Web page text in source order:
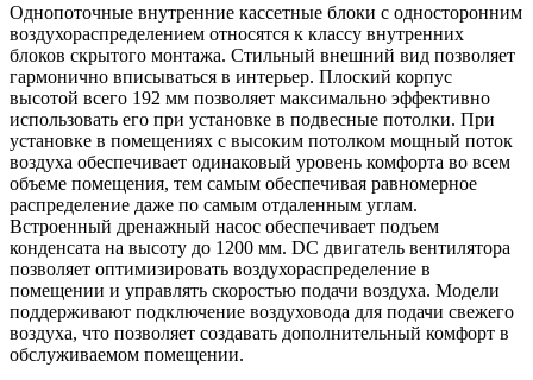
Однопоточные внутренние кассетные блоки с односторонним
воздухораспределением относятся к классу внутренних
блоков скрытого монтажа. Стильный внешний вид позволяет
гармонично вписываться в интерьер. Плоский корпус
высотой всего 192 мм позволяет максимально эффективно
использовать его при установке в подвесные потолки. При
установке в помещениях с высоким потолком мощный поток
воздуха обеспечивает одинаковый уровень комфорта во всем
объеме помещения, тем самым обеспечивая равномерное
распределение даже по самым отдаленным углам.
Встроенный дренажный насос обеспечивает подъем
конденсата на высоту до 1200 мм. DC двигатель вентилятора
позволяет оптимизировать воздухораспределение в
помещении и управлять скоростью подачи воздуха. Модели
поддерживают подключение воздуховода для подачи свежего
воздуха, что позволяет создавать дополнительный комфорт в
обслуживаемом помещении.